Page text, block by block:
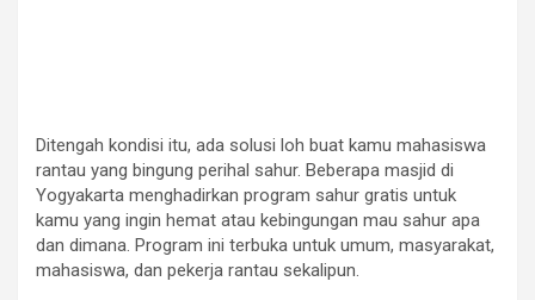
Ditengah kondisi itu, ada solusi loh buat kamu mahasiswa
rantau yang bingung perihal sahur. Beberapa masjid di
Yogyakarta menghadirkan program sahur gratis untuk
kamu yang ingin hemat atau kebingungan mau sahur apa
dan dimana. Program ini terbuka untuk umum, masyarakat,
mahasiswa, dan pekerja rantau sekalipun.